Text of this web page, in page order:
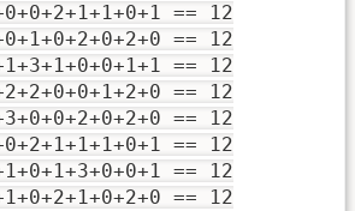
== 12
== 12
== 12
== 12
== 12
== 12
== 12
== 12